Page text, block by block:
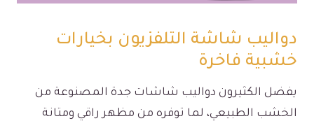
دواليب شاشة التلفزيون بخيارات
خشبية فاخرة
يفضل الكثيرون دواليب شاشات جدة المصنوعة من
الخشب الطبيعي، لما توفره من مظهر راقي ومتانة